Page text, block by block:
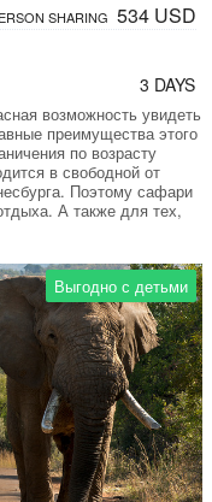
SHARING 534 USD
3 DAYS
возможность увидеть
преимущества этого
по возрасту
в свободной от
Поэтому сафари
А также для тех,
Выгодно с детьми